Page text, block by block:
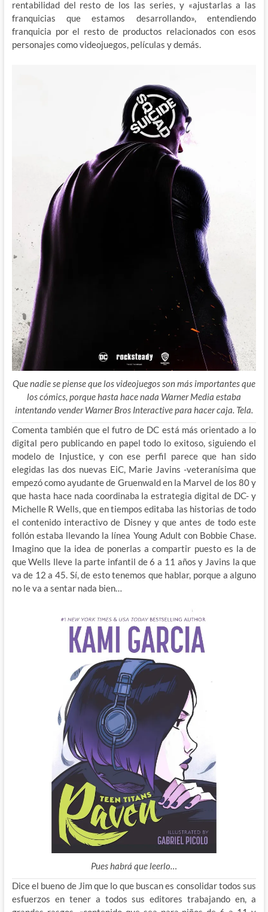
rentabilidad del resto de los las series, y «ajustarlas a las
franquicias que estamos desarrollando», entendiendo
franquicia por el resto de productos relacionados con esos
personajes como videojuegos, películas y demás.
Que nadie se piense que los videojuegos son más importantes que
los cómics, porque hasta hace nada Warner Media estaba
intentando vender Warner Bros Interactive para hacer caja. Tela.
Comenta también que el futro de DC está más orientado a lo
digital pero publicando en papel todo lo exitoso, siguiendo el
modelo de Injustice, y con ese perfil parece que han sido
elegidas las dos nuevas EiC, Marie Javins -veteranísima que
empezó como ayudante de Gruenwald en la Marvel de los 80 y
que hasta hace nada coordinaba la estrategia digital de DC- y
Michelle R Wells, que en tiempos editaba las historias de todo
el contenido interactivo de Disney y que antes de todo este
follón estaba llevando la línea Young Adult con Bobbie Chase.
Imagino que la idea de ponerlas a compartir puesto es la de
que Wells lleve la parte infantil de 6 a 11 años y Javins la que
va de 12 a 45. Sí, de esto tenemos que hablar, porque a alguno
no le va a sentar nada bien…
Pues habrá que leerlo…
Dice el bueno de Jim que lo que buscan es consolidar todos sus
esfuerzos en tener a todos sus editores trabajando en, a